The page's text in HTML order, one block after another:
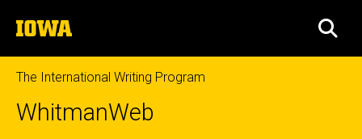
to
content
The
University
of
Iowa
The International Writing Program
WhitmanWeb